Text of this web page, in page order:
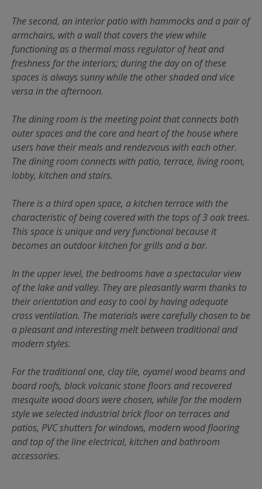
The second, an interior patio with hammocks and a pair of
armchairs, with a wall that covers the view while
functioning as a thermal mass regulator of heat and
freshness for the interiors; during the day on of these
spaces is always sunny while the other shaded and vice
versa in the afternoon.
The dining room is the meeting point that connects both
outer spaces and the core and heart of the house where
users have their meals and rendezvous with each other.
The dining room connects with patio, terrace, living room,
lobby, kitchen and stairs.
There is a third open space, a kitchen terrace with the
characteristic of being covered with the tops of 3 oak trees.
This space is unique and very functional because it
becomes an outdoor kitchen for grills and a bar.
In the upper level, the bedrooms have a spectacular view
of the lake and valley. They are pleasantly warm thanks to
their orientation and easy to cool by having adequate
cross ventilation. The materials were carefully chosen to be
a pleasant and interesting melt between traditional and
modern styles.
For the traditional one, clay tile, oyamel wood beams and
board roofs, black volcanic stone floors and recovered
mesquite wood doors were chosen, while for the modern
style we selected industrial brick floor on terraces and
patios, PVC shutters for windows, modern wood flooring
and top of the line electrical, kitchen and bathroom
accessories.